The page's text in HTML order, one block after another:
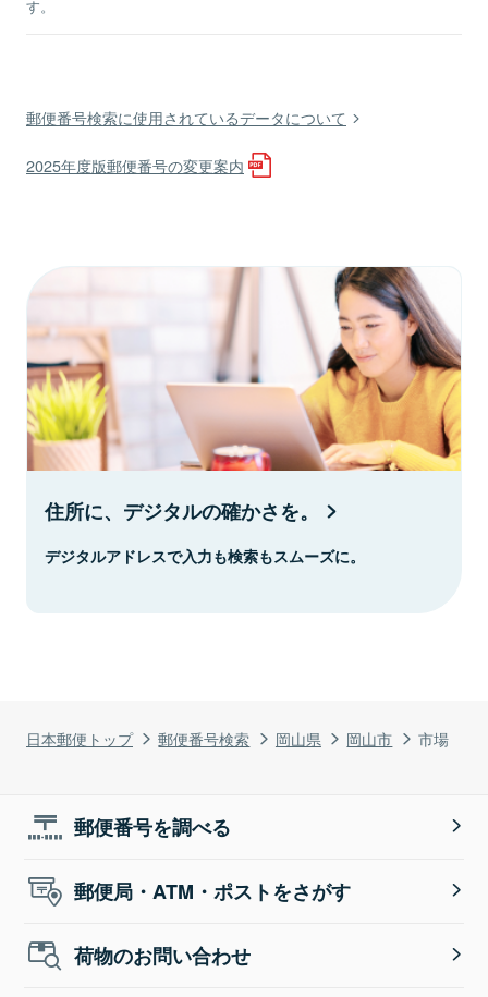
日本郵便トップ 郵便番号検索 岡山県 岡山市 市場
す。
郵便番号検索に使用されているデータについて
2025年度版郵便番号の変更案内
住所に、デジタルの確かさを。
デジタルアドレスで入力も検索もスムーズに。
郵便番号を調べる
郵便局・ATM・ポストをさがす
荷物のお問い合わせ